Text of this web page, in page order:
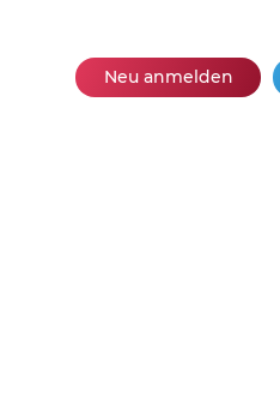
Neu anmelden